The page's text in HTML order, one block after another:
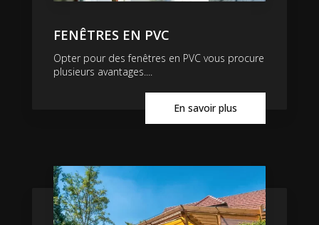
FENÊTRES EN PVC
Opter pour des fenêtres en PVC vous procure
plusieurs avantages....
En savoir plus